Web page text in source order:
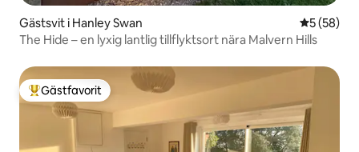
Gästsvit i Hanley Swan 5 av 5 i
5 (58)
The Hide – en lyxig lantlig tillflyktsort nära Malvern Hills
Populär gästfavorit
Gästfavorit